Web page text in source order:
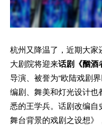
杭州又降温了，近期大
大剧院将迎来话剧《酗酒
导演、被誉为“欧陆戏剧
编剧、舞美和灯光设计
悉的王学兵。话剧改编
舞台背景的戏剧之设想